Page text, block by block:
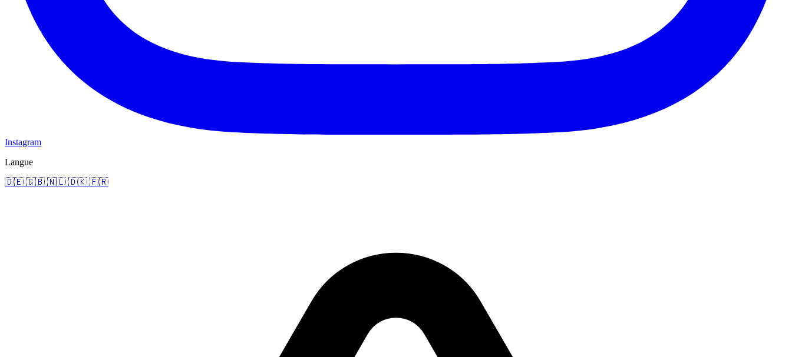
Instagram
Langue
🇩🇪 🇬🇧 🇳🇱 🇩🇰 🇫🇷